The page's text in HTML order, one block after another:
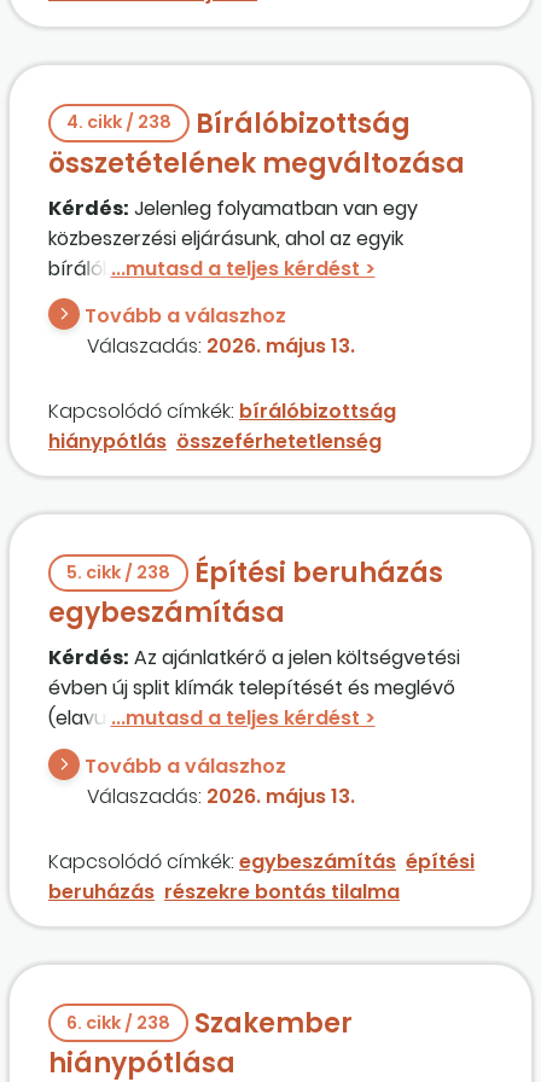
4. cikk / 238
Bírálóbizottság
összetételének megváltozása
Kérdés: Jelenleg folyamatban van egy
közbeszerzési eljárásunk, ahol az egyik
bírálóbizottsági tag jelezte, hogy le szeretne
mondani a bizottsági tagságáról. Szeretnénk
kérdezni, hogy bírálati szakaszban
cserélhetőek a bírálóbizottsági tagok?
Tovább a válaszhoz
Válaszadás: 2026. május 13.
Kapcsolódó címkék: bírálóbizottság
hiánypótlás összeférhetetlenség
5. cikk / 238
Építési beruházás
egybeszámítása
Kérdés: Az ajánlatkérő a jelen költségvetési
évben új split klímák telepítését és meglévő
(elavult) split klímákcseréjét tervezi
megvalósítani. Az ajánlatkérő jól gondolja-e,
hogy a meglévő split kímák
árubeszerzésnek tekintendő, azonban az új
kondenzvíz elvezetése miatti
csatornakiépítéssel, elektromos bekötéssel jár)
a Kbt. 1. számú melléklete (fűtő-, szellőző-,
hűtő- és légkondicionáló berendezések és
keretében kell megvalósítani, és ez esetben a
két típusú beruházást nem kell
Tovább a válaszhoz
Válaszadás: 2026. május 13.
Kapcsolódó címkék: egybeszámítás építési
beruházás részekre bontás tilalma
6. cikk / 238
Szakember
hiánypótlása